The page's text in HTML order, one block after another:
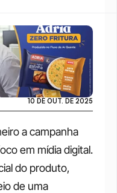
a campanha
em mídia digital.
do produto,
de uma
10 DE OUT. DE 2025